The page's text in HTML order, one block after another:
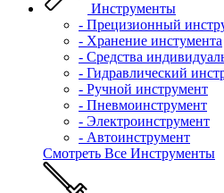
Инструменты
- Прецизионный
- Хранение инстумента
- Средства
- Гидравлический
- Ручной инструмент
- Пневмоинструмент
- Электроинструмент
- Автоинструмент
Смотреть Все Инструменты